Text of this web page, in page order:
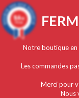
Français
Notre boutique en
Les commandes
Merci pour
Nous
9.4/10